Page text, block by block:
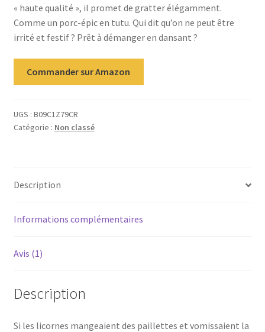
« haute qualité », il promet de gratter élégamment.
Comme un porc-épic en tutu. Qui dit qu’on ne peut être
irrité et festif ? Prêt à démanger en dansant ?
Commander sur Amazon
UGS : B09C1Z79CR
Catégorie : Non classé
Description
Informations complémentaires
Avis (1)
Description
Si les licornes mangeaient des paillettes et vomissaient la